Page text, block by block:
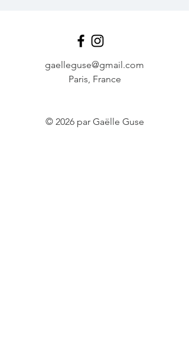
gaelleguse@gmail.com
Paris, France
© 2026 par Gaëlle Guse